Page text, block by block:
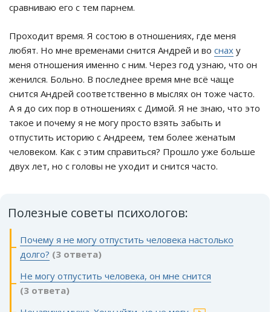
сравниваю его с тем парнем.
Проходит время. Я состою в отношениях, где меня
любят. Но мне временами снится Андрей и во снах у
меня отношения именно с ним. Через год узнаю, что он
женился. Больно. В последнее время мне всё чаще
снится Андрей соответственно в мыслях он тоже часто.
А я до сих пор в отношениях с Димой. Я не знаю, что это
такое и почему я не могу просто взять забыть и
отпустить историю с Андреем, тем более женатым
человеком. Как с этим справиться? Прошло уже больше
двух лет, но с головы не уходит и снится часто.
Полезные советы психологов:
Почему я не могу отпустить человека настолько
долго? (3 ответа)
Не могу отпустить человека, он мне снится
(3 ответа)